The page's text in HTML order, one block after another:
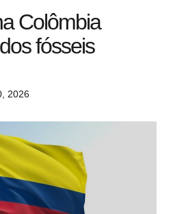
Colômbia
fósseis
2026